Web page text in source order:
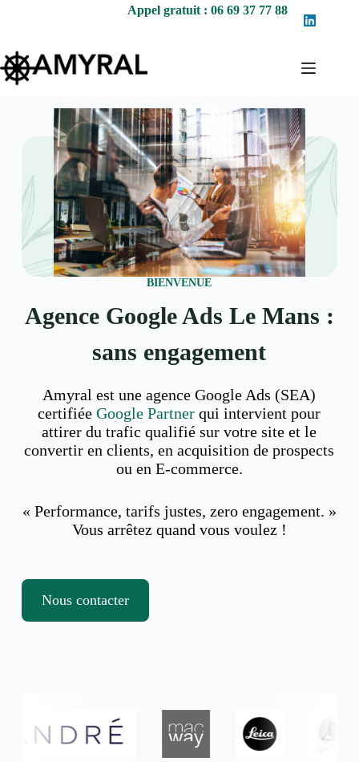
Appel gratuit : 06 69 37 77 88
BIENVENUE
Agence Google Ads Le Mans :
sans engagement
Amyral est une agence Google Ads (SEA)
certifiéeGoogle Partner qui intervient pour
attirer du trafic qualifié sur votre site et le
convertir en clients, en acquisition de prospects
ou en E-commerce.
« Performance, tarifs justes, zero engagement. »
Vous arrêtez quand vous voulez !
Nous contacter